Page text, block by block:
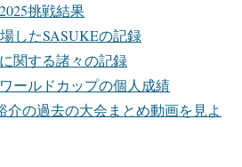
挑戦結果
したSASUKEの記録
関する諸々の記録
ールドカップの個人成績
介の過去の大会まとめ動画を見よ